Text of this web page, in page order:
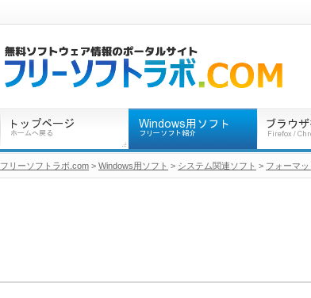
フリーソフトラボ.com > Windows用ソフト > システム関連ソフト > フォーマ